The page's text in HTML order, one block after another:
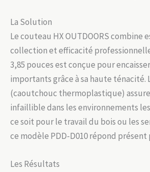
La Solution
Le couteau HX OUTDOORS combine
collection et efficacité
3,85 pouces est conçue pour
importants grâce à sa haute ténacité.
(caoutchouc thermoplastique)
infaillible dans les environnements
ce soit pour le travail du bois ou les
ce modèle PDD-D010 répond présent
Les Résultats